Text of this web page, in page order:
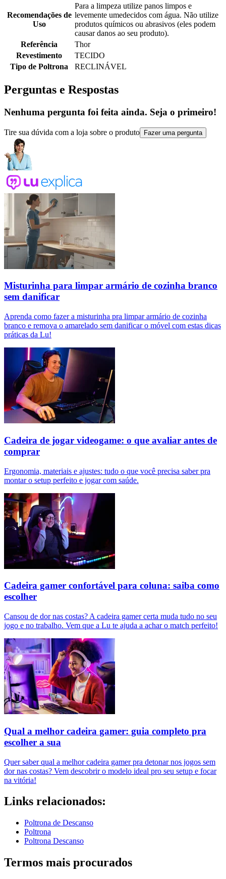
Recomendações de
Uso
Para a limpeza utilize panos limpos e
levemente umedecidos com água. Não utilize
produtos químicos ou abrasivos (eles podem
causar danos ao seu produto).
Referência
Thor
Revestimento
TECIDO
Tipo de Poltrona
RECLINÁVEL
Perguntas e Respostas
Nenhuma pergunta foi feita ainda. Seja o primeiro!
Tire sua dúvida com a loja sobre o produto Fazer uma pergunta
Misturinha para limpar armário de cozinha branco
sem danificar
Aprenda como fazer a misturinha pra limpar armário de cozinha
branco e remova o amarelado sem danificar o móvel com estas dicas
práticas da Lu!
Cadeira de jogar videogame: o que avaliar antes de
comprar
Ergonomia, materiais e ajustes: tudo o que você precisa saber pra
montar o setup perfeito e jogar com saúde.
Cadeira gamer confortável para coluna: saiba como
escolher
Cansou de dor nas costas? A cadeira gamer certa muda tudo no seu
jogo e no trabalho. Vem que a Lu te ajuda a achar o match perfeito!
Qual a melhor cadeira gamer: guia completo pra
escolher a sua
Quer saber qual a melhor cadeira gamer pra detonar nos jogos sem
dor nas costas? Vem descobrir o modelo ideal pro seu setup e focar
na vitória!
Links relacionados:
Poltrona de Descanso
Poltrona
Poltrona Descanso
Termos mais procurados